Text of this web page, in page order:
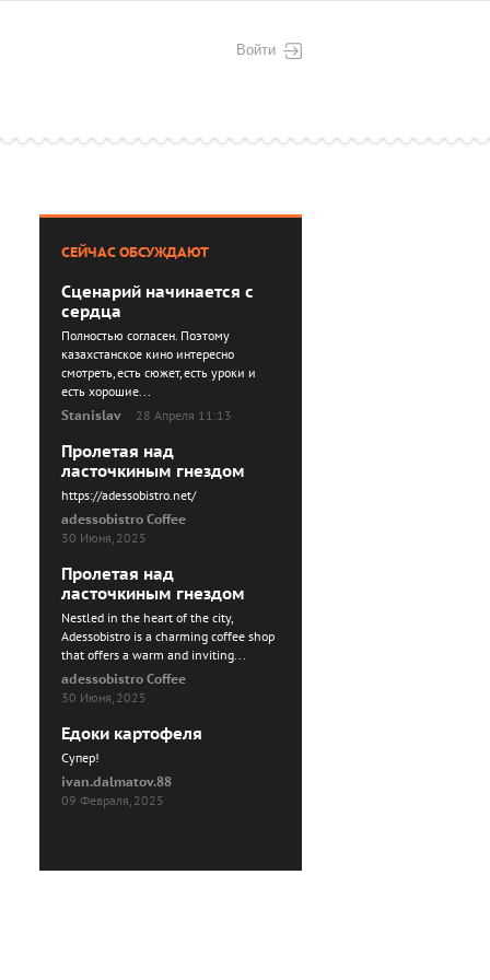
Войти
СЕЙЧАС ОБСУЖДАЮТ
Сценарий начинается с
сердца
Полностью согласен. Поэтому
казахстанское кино интересно
смотреть, есть сюжет, есть уроки и
есть хорошие...
Stanislav
28 Апреля 11:13
Пролетая над
ласточкиным гнездом
https://adessobistro.net/
adessobistro Coffee
30 Июня, 2025
Пролетая над
ласточкиным гнездом
Nestled in the heart of the city,
Adessobistro is a charming coffee shop
that offers a warm and inviting...
adessobistro Coffee
30 Июня, 2025
Едоки картофеля
Cупер!
ivan.dalmatov.88
09 Февраля, 2025